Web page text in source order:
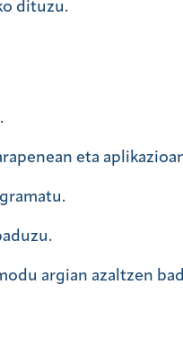
dituzu.
eta
argian azaltzen